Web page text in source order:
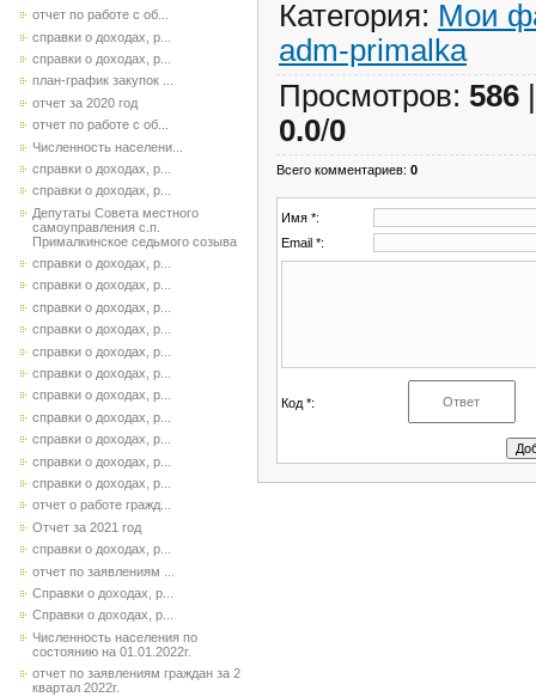
отчет по работе с об...
справки о доходах, р...
справки о доходах, р...
план-график закупок ...
отчет за 2020 год
отчет по работе с об...
Численность населени...
справки о доходах, р...
справки о доходах, р...
Депутаты Совета местного
самоуправления с.п.
Прималкинское седьмого созыва
справки о доходах, р...
справки о доходах, р...
справки о доходах, р...
справки о доходах, р...
справки о доходах, р...
справки о доходах, р...
справки о доходах, р...
справки о доходах, р...
справки о доходах, р...
справки о доходах, р...
справки о доходах, р...
отчет о работе гражд...
Отчет за 2021 год
справки о доходах, р...
отчет по заявлениям ...
Справки о доходах, р...
Справки о доходах, р...
Численность населения по
состоянию на 01.01.2022г.
отчет по заявлениям граждан за 2
квартал 2022г.
Категория: Мои
adm-primalka
Просмотров: 586
0.0/0
Всего комментариев: 0
Имя *:
Email *:
Код *: